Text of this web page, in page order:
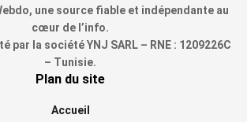
une source fiable et indépendante au
cœur de l’info.
par la société YNJ SARL – RNE : 1209226C
– Tunisie.
Plan du site
Accueil